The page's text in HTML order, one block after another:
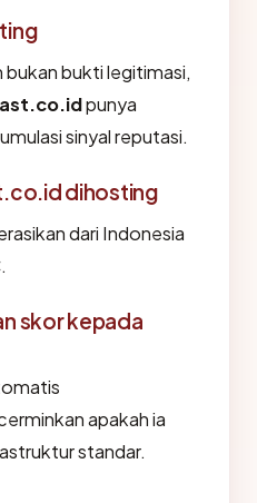
bukan bukti legitimasi,
punya
sinyal reputasi.
dihosting
dari Indonesia
skor kepada
apakah ia
standar.